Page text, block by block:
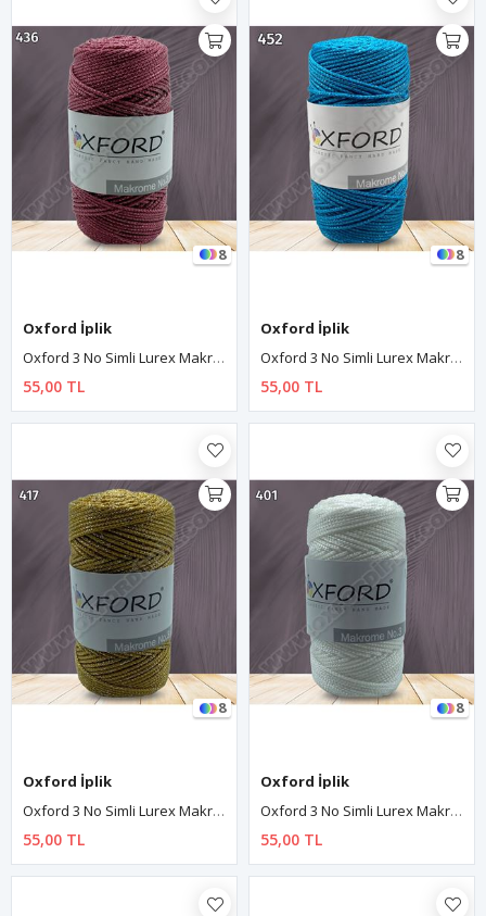
8
Oxford İplik
Oxford 3 No Simli Lurex Makrome - 436 Gülkurusu
55,00 TL
8
Oxford İplik
Oxford 3 No Simli Lurex Makrome - 452 Koyu Turkuaz
55,00 TL
8
Oxford İplik
Oxford 3 No Simli Lurex Makrome - 417 Altın
55,00 TL
8
Oxford İplik
Oxford 3 No Simli Lurex Makrome - 401 Beyaz
55,00 TL